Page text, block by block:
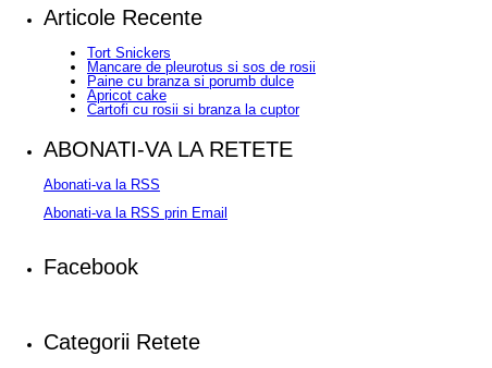
Articole Recente
Tort Snickers
Mancare de pleurotus si sos de rosii
Paine cu branza si porumb dulce
Apricot cake
Cartofi cu rosii si branza la cuptor
ABONATI-VA LA RETETE
Abonati-va la RSS
Abonati-va la RSS prin Email
Facebook
Categorii Retete